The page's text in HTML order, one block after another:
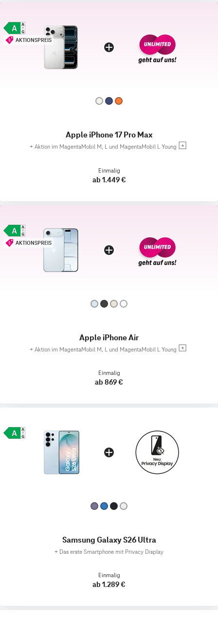
AKTIONSPREIS
Apple iPhone 17 Pro Max
+ Aktion im MagentaMobil M, L und MagentaMobil L Young
Einmalig
ab 1.449 €
AKTIONSPREIS
Apple iPhone Air
+ Aktion im MagentaMobil M, L und MagentaMobil L Young
Einmalig
ab 869 €
Samsung Galaxy S26 Ultra
+ Das erste Smartphone mit Privacy Display
Einmalig
ab 1.289 €